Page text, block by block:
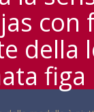
con
della
figa